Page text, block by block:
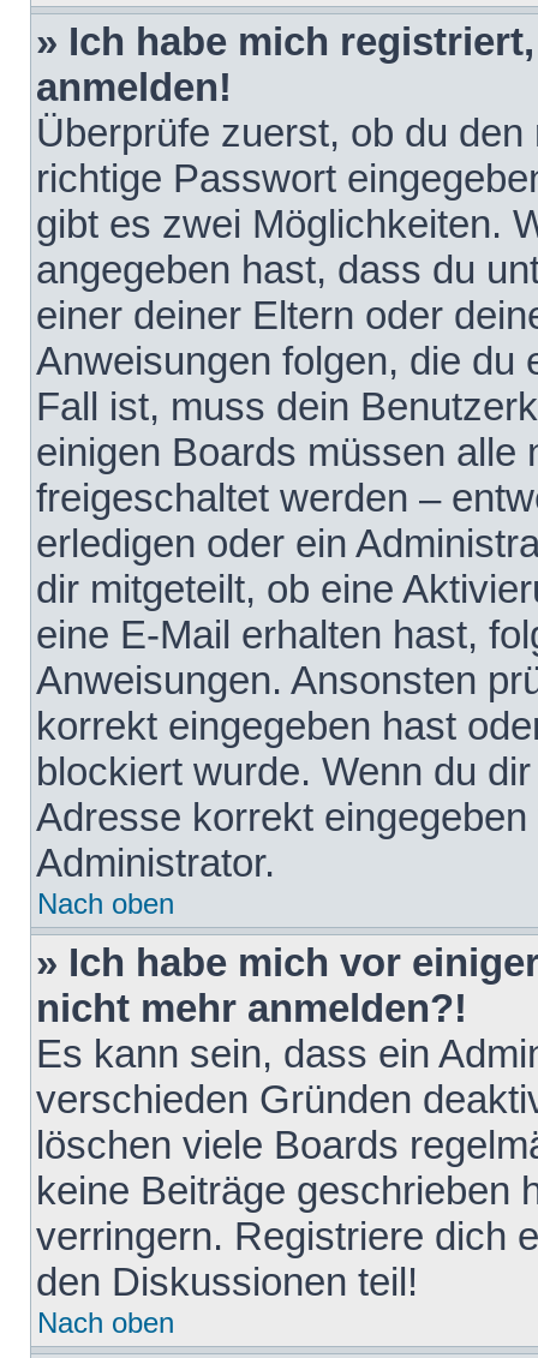
» Ich habe mich
anmelden!
Überprüfe zuerst, ob du
richtige Passwort
gibt es zwei Möglichkeiten.
angegeben hast, dass du
einer deiner Eltern oder
Anweisungen folgen, die du
Fall ist, muss dein
einigen Boards müssen alle
freigeschaltet werden –
erledigen oder ein
dir mitgeteilt, ob eine
eine E-Mail erhalten hast,
Anweisungen. Ansonsten
korrekt eingegeben hast
blockiert wurde. Wenn du
Adresse korrekt
Administrator.
Nach oben
» Ich habe mich vor
nicht mehr anmelden?!
Es kann sein, dass ein
verschieden Gründen
löschen viele Boards
keine Beiträge geschrieben
verringern. Registriere dich
den Diskussionen teil!
Nach oben